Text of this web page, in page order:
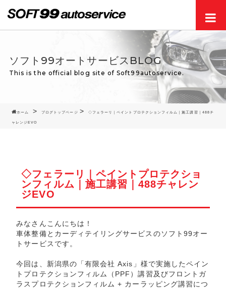
ソフト99オートサービスBLOG
This is the official blog site of Soft99autoservice.
ホーム ブログトップページ ◇フェラーリ｜ペイントプロテクションフィルム｜施工講習｜488チ
ャレンジEVO
◇フェラーリ｜ペイントプロテクショ
ンフィルム｜施工講習｜488チャレン
ジEVO
みなさんこんにちは！
車体整備とカーディテイリングサービスのソフト99オー
トサービスです。
今回は、新潟県の「有限会社 Axis」様で実施したペイン
トプロテクションフィルム（PPF）講習及びフロントガ
ラスプロテクションフィルム + カーラッピング講習につ